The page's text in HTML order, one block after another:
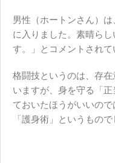
男性（ホートンさん）
に入りました。素晴ら
す。」とコメントされて
格闘技というのは、存
いますが、身を守る「
ておいたほうがいいの
「護身術」というもので